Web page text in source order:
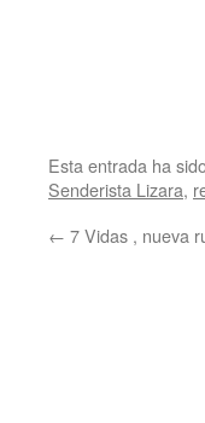
Esta entrada ha
Senderista Lizara,
← 7 Vidas , nueva